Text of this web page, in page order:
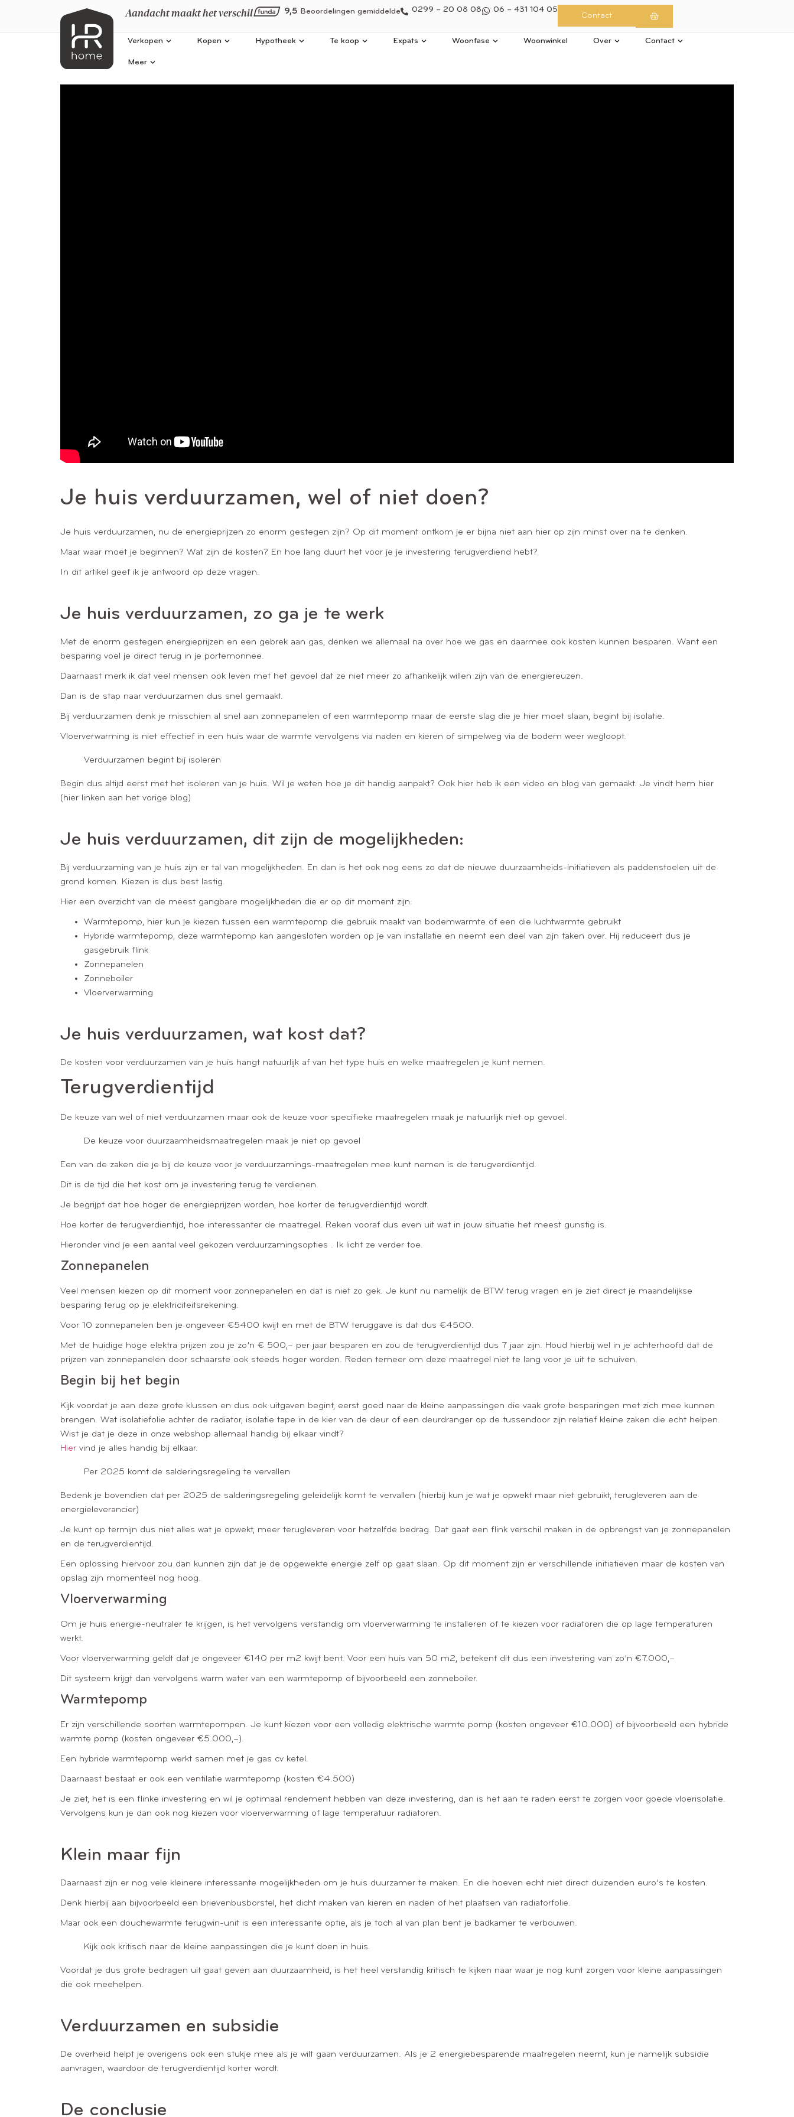
Aandacht maakt het verschil 9,5 Beoordelingen gemiddelde 0299 – 20 08 08 06 – 431 104 05
Contact
Verkopen Kopen Hypotheek Te koop Expats Woonfase Woonwinkel Over Contact
Meer
Je huis verduurzamen, wel of niet doen?
Je huis verduurzamen, nu de energieprijzen zo enorm gestegen zijn? Op dit moment ontkom je er bijna niet aan hier op zijn minst over na te denken.
Maar waar moet je beginnen? Wat zijn de kosten? En hoe lang duurt het voor je je investering terugverdiend hebt?
In dit artikel geef ik je antwoord op deze vragen.
Je huis verduurzamen, zo ga je te werk
Met de enorm gestegen energieprijzen en een gebrek aan gas, denken we allemaal na over hoe we gas en daarmee ook kosten kunnen besparen. Want een
besparing voel je direct terug in je portemonnee.
Daarnaast merk ik dat veel mensen ook leven met het gevoel dat ze niet meer zo afhankelijk willen zijn van de energiereuzen.
Dan is de stap naar verduurzamen dus snel gemaakt.
Bij verduurzamen denk je misschien al snel aan zonnepanelen of een warmtepomp maar de eerste slag die je hier moet slaan, begint bij isolatie.
Vloerverwarming is niet effectief in een huis waar de warmte vervolgens via naden en kieren of simpelweg via de bodem weer wegloopt.
Verduurzamen begint bij isoleren
Begin dus altijd eerst met het isoleren van je huis. Wil je weten hoe je dit handig aanpakt? Ook hier heb ik een video en blog van gemaakt. Je vindt hem hier
(hier linken aan het vorige blog)
Je huis verduurzamen, dit zijn de mogelijkheden:
Bij verduurzaming van je huis zijn er tal van mogelijkheden. En dan is het ook nog eens zo dat de nieuwe duurzaamheids-initiatieven als paddenstoelen uit de
grond komen. Kiezen is dus best lastig.
Hier een overzicht van de meest gangbare mogelijkheden die er op dit moment zijn:
Warmtepomp, hier kun je kiezen tussen een warmtepomp die gebruik maakt van bodemwarmte of een die luchtwarmte gebruikt
Hybride warmtepomp, deze warmtepomp kan aangesloten worden op je van installatie en neemt een deel van zijn taken over. Hij reduceert dus je
gasgebruik flink
Zonnepanelen
Zonneboiler
Vloerverwarming
Je huis verduurzamen, wat kost dat?
De kosten voor verduurzamen van je huis hangt natuurlijk af van het type huis en welke maatregelen je kunt nemen.
Terugverdientijd
De keuze van wel of niet verduurzamen maar ook de keuze voor specifieke maatregelen maak je natuurlijk niet op gevoel.
De keuze voor duurzaamheidsmaatregelen maak je niet op gevoel
Een van de zaken die je bij de keuze voor je verduurzamings-maatregelen mee kunt nemen is de terugverdientijd.
Dit is de tijd die het kost om je investering terug te verdienen.
Je begrijpt dat hoe hoger de energieprijzen worden, hoe korter de terugverdientijd wordt.
Hoe korter de terugverdientijd, hoe interessanter de maatregel. Reken vooraf dus even uit wat in jouw situatie het meest gunstig is.
Hieronder vind je een aantal veel gekozen verduurzamingsopties . Ik licht ze verder toe.
Zonnepanelen
Veel mensen kiezen op dit moment voor zonnepanelen en dat is niet zo gek. Je kunt nu namelijk de BTW terug vragen en je ziet direct je maandelijkse
besparing terug op je elektriciteitsrekening.
Voor 10 zonnepanelen ben je ongeveer €5400 kwijt en met de BTW teruggave is dat dus €4500.
Met de huidige hoge elektra prijzen zou je zo’n € 500,– per jaar besparen en zou de terugverdientijd dus 7 jaar zijn. Houd hierbij wel in je achterhoofd dat de
prijzen van zonnepanelen door schaarste ook steeds hoger worden. Reden temeer om deze maatregel niet te lang voor je uit te schuiven.
Begin bij het begin
Kijk voordat je aan deze grote klussen en dus ook uitgaven begint, eerst goed naar de kleine aanpassingen die vaak grote besparingen met zich mee kunnen
brengen. Wat isolatiefolie achter de radiator, isolatie tape in de kier van de deur of een deurdranger op de tussendoor zijn relatief kleine zaken die echt helpen.
Wist je dat je deze in onze webshop allemaal handig bij elkaar vindt?
Hier vind je alles handig bij elkaar.
Per 2025 komt de salderingsregeling te vervallen
Bedenk je bovendien dat per 2025 de salderingsregeling geleidelijk komt te vervallen (hierbij kun je wat je opwekt maar niet gebruikt, terugleveren aan de
energieleverancier)
Je kunt op termijn dus niet alles wat je opwekt, meer terugleveren voor hetzelfde bedrag. Dat gaat een flink verschil maken in de opbrengst van je zonnepanelen
en de terugverdientijd.
Een oplossing hiervoor zou dan kunnen zijn dat je de opgewekte energie zelf op gaat slaan. Op dit moment zijn er verschillende initiatieven maar de kosten van
opslag zijn momenteel nog hoog.
Vloerverwarming
Om je huis energie-neutraler te krijgen, is het vervolgens verstandig om vloerverwarming te installeren of te kiezen voor radiatoren die op lage temperaturen
werkt.
Voor vloerverwarming geldt dat je ongeveer €140 per m2 kwijt bent. Voor een huis van 50 m2, betekent dit dus een investering van zo’n €7.000,–
Dit systeem krijgt dan vervolgens warm water van een warmtepomp of bijvoorbeeld een zonneboiler.
Warmtepomp
Er zijn verschillende soorten warmtepompen. Je kunt kiezen voor een volledig elektrische warmte pomp (kosten ongeveer €10.000) of bijvoorbeeld een hybride
warmte pomp (kosten ongeveer €5.000,–).
Een hybride warmtepomp werkt samen met je gas cv ketel.
Daarnaast bestaat er ook een ventilatie warmtepomp (kosten €4.500)
Je ziet, het is een flinke investering en wil je optimaal rendement hebben van deze investering, dan is het aan te raden eerst te zorgen voor goede vloerisolatie.
Vervolgens kun je dan ook nog kiezen voor vloerverwarming of lage temperatuur radiatoren.
Klein maar fijn
Daarnaast zijn er nog vele kleinere interessante mogelijkheden om je huis duurzamer te maken. En die hoeven echt niet direct duizenden euro’s te kosten.
Denk hierbij aan bijvoorbeeld een brievenbusborstel, het dicht maken van kieren en naden of het plaatsen van radiatorfolie.
Maar ook een douchewarmte terugwin-unit is een interessante optie, als je toch al van plan bent je badkamer te verbouwen.
Kijk ook kritisch naar de kleine aanpassingen die je kunt doen in huis.
Voordat je dus grote bedragen uit gaat geven aan duurzaamheid, is het heel verstandig kritisch te kijken naar waar je nog kunt zorgen voor kleine aanpassingen
die ook meehelpen.
Verduurzamen en subsidie
De overheid helpt je overigens ook een stukje mee als je wilt gaan verduurzamen. Als je 2 energiebesparende maatregelen neemt, kun je namelijk subsidie
aanvragen, waardoor de terugverdientijd korter wordt.
De conclusie